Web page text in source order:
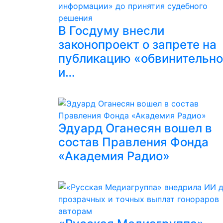
В Госдуму внесли
законопроект о запрете на
публикацию
и…
Эдуард Оганесян вошел в
состав Правления Фонда
«Академия Радио»